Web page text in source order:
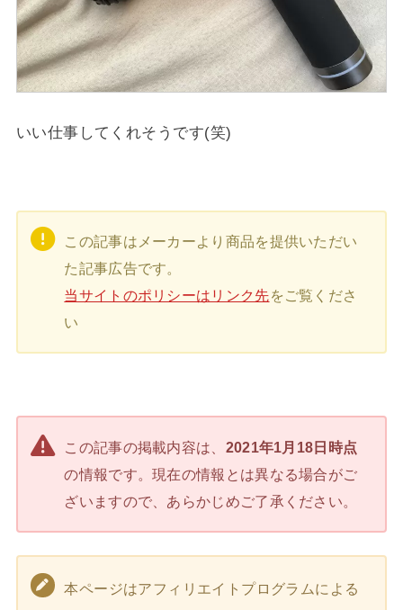
いい仕事してくれそうです(笑)
この記事はメーカーより商品を提供いただい
た記事広告です。
当サイトのポリシーはリンク先をご覧くださ
い
この記事の掲載内容は、 2021年1月18日時点
の情報です。現在の情報とは異なる場合がご
ざいますので、あらかじめご了承ください。
本ページはアフィリエイトプログラムによる